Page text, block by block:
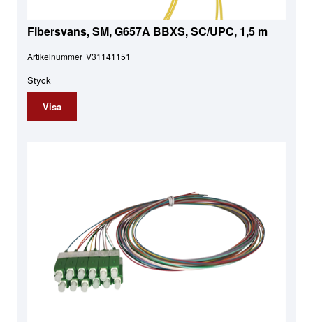
Fibersvans, SM, G657A BBXS, SC/UPC, 1,5 m
Artikelnummer V31141151
Styck
Visa